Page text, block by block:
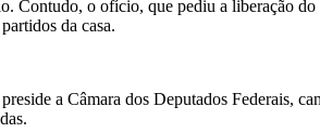
Contudo, o ofício, que pediu a liberação
da casa.
a Câmara dos Deputados Federais,